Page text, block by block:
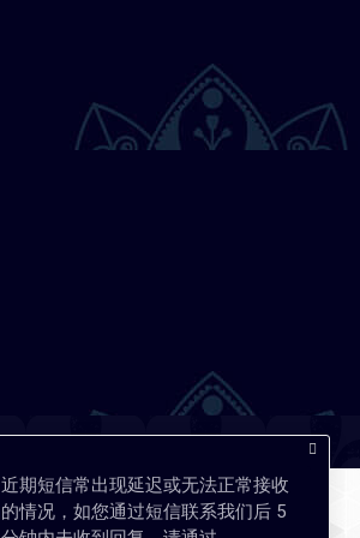
近期短信常出现延迟或无法正常接收
的情况，如您通过短信联系我们后 5